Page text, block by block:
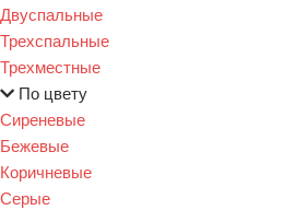
Двуспальные
Трехспальные
Трехместные
По цвету
Сиреневые
Бежевые
Коричневые
Серые